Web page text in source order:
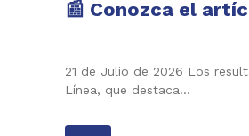
📰 Conozca el
21 de Julio de 2026 Los
Línea, que destaca…